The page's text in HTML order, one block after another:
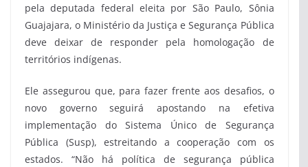
pela deputada federal eleita por São Paulo, Sônia
Guajajara, o Ministério da Justiça e Segurança Pública
deve deixar de responder pela homologação de
territórios indígenas.
Ele assegurou que, para fazer frente aos desafios, o
novo governo seguirá apostando na efetiva
implementação do Sistema Único de Segurança
Pública (Susp), estreitando a cooperação com os
estados. “Não há política de segurança pública